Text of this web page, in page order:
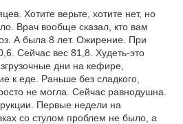
Хотите верьте, хотите нет, но
Врач вообще сказал, кто вам
А была 8 лет. Ожирение. При
Сейчас вес 81,8. Худеть-это
дни на кефире,
к еде. Раньше без сладкого,
не могла. Сейчас равнодушна.
Первые недели на
со стулом проблем не было, а